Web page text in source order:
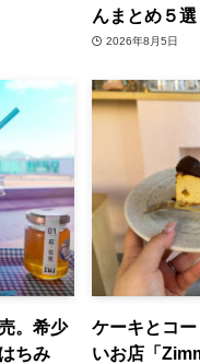
んまとめ５選
2026年8月5日
。希少
ちみ
ケーキとコ
いお店「